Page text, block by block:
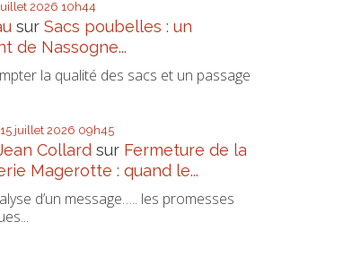
2026 10h44
surSacs poubelles : un
de Nassogne...
la qualité des sacs et un passage
juillet 2026 09h45
Collard sur Fermeture de la
Magerotte : quand le...
d’un message….. les promesses